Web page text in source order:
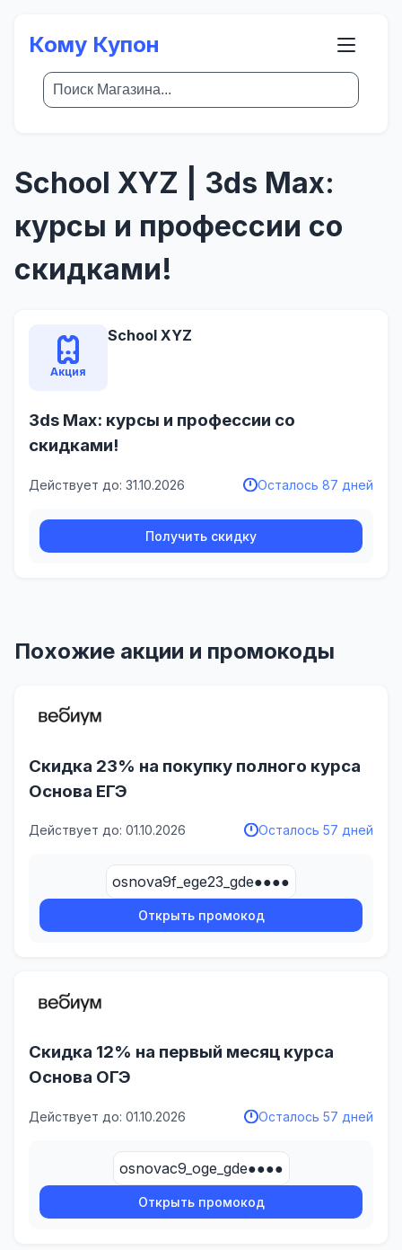
Кому Купон
School XYZ | 3ds Max:
курсы и профессии со
скидками!
Акция
School XYZ
3ds Max: курсы и профессии со
скидками!
Действует до: 31.10.2026 Осталось 87 дней
Получить скидку
Похожие акции и промокоды
Скидка 23% на покупку полного курса
Основа ЕГЭ
Действует до: 01.10.2026 Осталось 57 дней
osnova9f_ege23_gde●●●●
Открыть промокод
Скидка 12% на первый месяц курса
Основа ОГЭ
Действует до: 01.10.2026 Осталось 57 дней
osnovac9_oge_gde●●●●
Открыть промокод